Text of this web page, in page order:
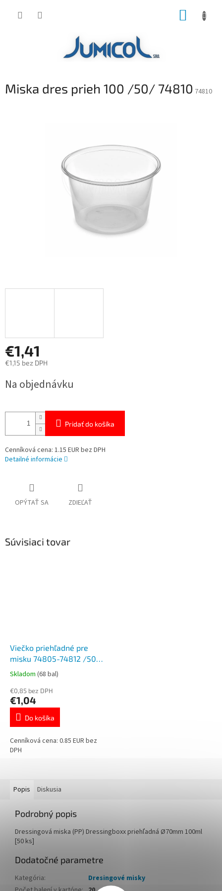
Miska dres prieh 100 /50/ 74810 74810
€1,41
€1,15 bez DPH
cena:
Na objednávku
Pridať do košíka
Cenníková cena: 1.15 EUR bez DPH
Detailné informácie
OPÝTAŤ SA ZDIEĽAŤ
Súvisiaci tovar
Viečko priehľadné pre
misku 74805-74812 /50/
74800
Skladom (68 bal)
€0,85 bez DPH
€1,04
Do košíka
Cenníková cena: 0.85 EUR bez
DPH
Popis Diskusia
Podrobný popis
Dressingová miska (PP) Dressingboxx priehľadná Ø70mm 100ml
[50 ks]
Dodatočné parametre
Kategória:
Dresingové misky